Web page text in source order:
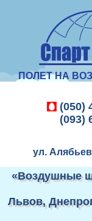
ПОЛЕТ НА
(050)
(093)
ул.
«Воздушные
Львов,